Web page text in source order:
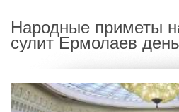
Народные приметы
сулит Ермолаев день